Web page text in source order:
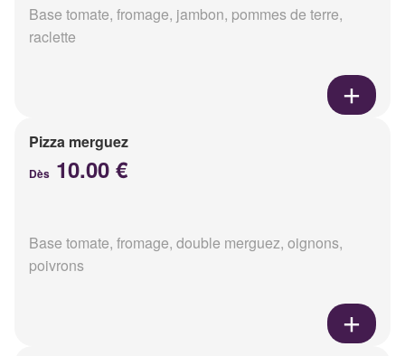
Base tomate, fromage, jambon, pommes de terre,
raclette
Pizza merguez
Dès 10.00 €
Base tomate, fromage, double merguez, oignons,
poivrons